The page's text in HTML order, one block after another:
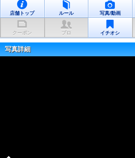
店舗トップ ルール 写真/動画
クーポン プロ イチオシ
写真詳細